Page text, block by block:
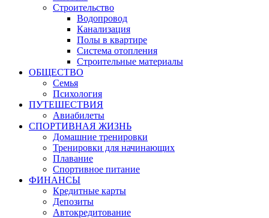
Строительство
Водопровод
Канализация
Полы в квартире
Система отопления
Строительные материалы
ОБЩЕСТВО
Семья
Психология
ПУТЕШЕСТВИЯ
Авиабилеты
СПОРТИВНАЯ ЖИЗНЬ
Домашние тренировки
Тренировки для начинающих
Плавание
Спортивное питание
ФИНАНСЫ
Кредитные карты
Депозиты
Автокредитование